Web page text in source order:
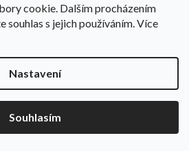
cookie. Dalším procházením
souhlas s jejich používáním. Více
Nastavení
Souhlasím